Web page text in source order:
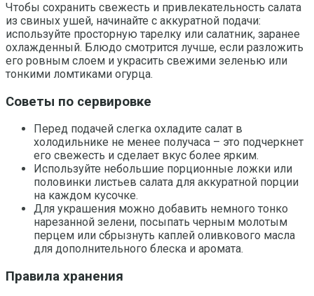
Чтобы сохранить свежесть и привлекательность салата
из свиных ушей, начинайте с аккуратной подачи:
используйте просторную тарелку или салатник, заранее
охлажденный. Блюдо смотрится лучше, если разложить
его ровным слоем и украсить свежими зеленью или
тонкими ломтиками огурца.
Советы по сервировке
Перед подачей слегка охладите салат в
холодильнике не менее получаса – это подчеркнет
его свежесть и сделает вкус более ярким.
Используйте небольшие порционные ложки или
половинки листьев салата для аккуратной порции
на каждом кусочке.
Для украшения можно добавить немного тонко
нарезанной зелени, посыпать черным молотым
перцем или сбрызнуть каплей оливкового масла
для дополнительного блеска и аромата.
Правила хранения